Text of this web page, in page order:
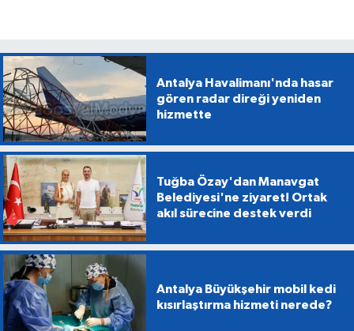
Antalya Havalimanı'nda hasar
gören radar direği yeniden
hizmette
Tuğba Özay'dan Manavgat
Belediyesi'ne ziyaret! Ortak
akıl sürecine destek verdi
Antalya Büyükşehir mobil kedi
kısırlaştırma hizmeti nerede?